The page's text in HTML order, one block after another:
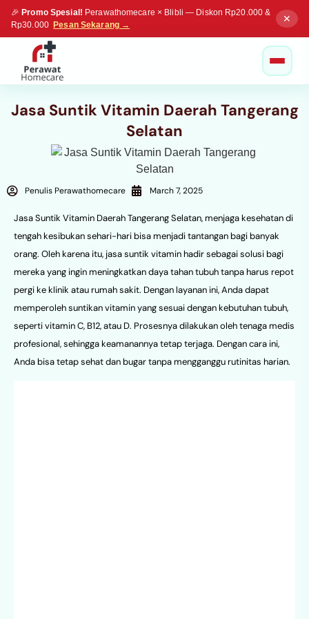
🎉 Promo Spesial! Perawathomecare × Blibli — Diskon Rp20.000 &
Rp30.000 Pesan Sekarang →
✕
Jasa Suntik Vitamin Daerah Tangerang
Selatan
Penulis Perawathomecare March 7, 2025
Jasa Suntik Vitamin Daerah Tangerang Selatan, menjaga kesehatan di
tengah kesibukan sehari-hari bisa menjadi tantangan bagi banyak
orang. Oleh karena itu, jasa suntik vitamin hadir sebagai solusi bagi
mereka yang ingin meningkatkan daya tahan tubuh tanpa harus repot
pergi ke klinik atau rumah sakit. Dengan layanan ini, Anda dapat
memperoleh suntikan vitamin yang sesuai dengan kebutuhan tubuh,
seperti vitamin C, B12, atau D. Prosesnya dilakukan oleh tenaga medis
profesional, sehingga keamanannya tetap terjaga. Dengan cara ini,
Anda bisa tetap sehat dan bugar tanpa mengganggu rutinitas harian.